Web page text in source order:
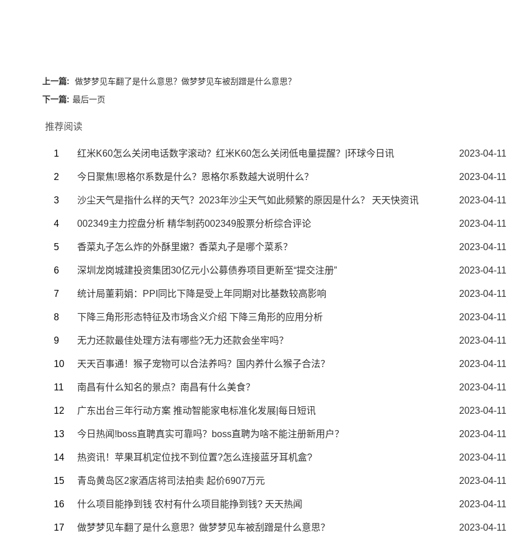
上一篇:
做梦梦见车翻了是什么意思？做梦梦见车被刮蹭是什么意思？
下一篇: 最后一页
推荐阅读
红米K60怎么关闭电话数字滚动？红米K60怎么关闭低电量提醒？|环球今日讯 2023-04-11
今日聚焦!恩格尔系数是什么？恩格尔系数越大说明什么？ 2023-04-11
沙尘天气是指什么样的天气？2023年沙尘天气如此频繁的原因是什么？ 天天快资讯 2023-04-11
002349主力控盘分析 精华制药002349股票分析综合评论 2023-04-11
香菜丸子怎么炸的外酥里嫩？香菜丸子是哪个菜系？ 2023-04-11
深圳龙岗城建投资集团30亿元小公募债券项目更新至“提交注册” 2023-04-11
统计局董莉娟：PPI同比下降是受上年同期对比基数较高影响 2023-04-11
下降三角形形态特征及市场含义介绍 下降三角形的应用分析 2023-04-11
无力还款最佳处理方法有哪些?无力还款会坐牢吗？ 2023-04-11
天天百事通！猴子宠物可以合法养吗？国内养什么猴子合法？ 2023-04-11
南昌有什么知名的景点？南昌有什么美食？ 2023-04-11
广东出台三年行动方案 推动智能家电标准化发展|每日短讯 2023-04-11
今日热闻!boss直聘真实可靠吗？boss直聘为啥不能注册新用户？ 2023-04-11
热资讯！苹果耳机定位找不到位置?怎么连接蓝牙耳机盒? 2023-04-11
青岛黄岛区2家酒店将司法拍卖 起价6907万元 2023-04-11
什么项目能挣到钱 农村有什么项目能挣到钱? 天天热闻 2023-04-11
做梦梦见车翻了是什么意思？做梦梦见车被刮蹭是什么意思？ 2023-04-11